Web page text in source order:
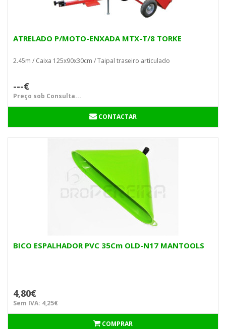
ATRELADO P/MOTO-ENXADA MTX-T/8 TORKE
2.45m / Caixa 125x90x30cm / Taipal traseiro articulado
---€
Preço sob Consulta...
CONTACTAR
BICO ESPALHADOR PVC 35Cm OLD-N17 MANTOOLS
4,80€
Sem IVA: 4,25€
COMPRAR